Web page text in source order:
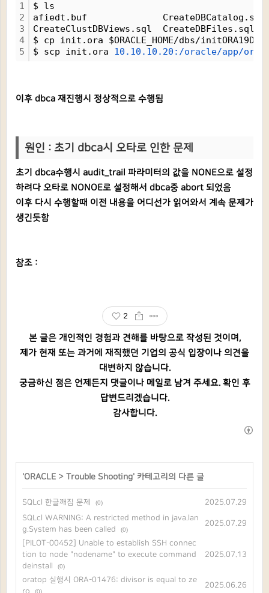
1
2
3
4
5
$ ls
afiedt.buf
CreateClustDBViews.sql  CreateDBFiles.sql
$ cp init.ora $ORACLE_HOME/dbs/
$ scp init.ora 10.10.10.20:/oracle/app/
이후 dbca 재진행시 정상적으로 수행됨
원인 : 초기 dbca시 오타로 인한 문제
초기 dbca수행시 audit_trail 파라미터의 값을 NONE으로 설정
하려다 오타로 NONOE로 설정해서 dbca중 abort 되었음
이후 다시 수행할때 이전 내용을 어디선가 읽어와서 계속 문제가
생긴듯함
참조 :
2
본 글은 개인적인 경험과 견해를 바탕으로 작성된 것이며,
제가 현재 또는 과거에 재직했던 기업의 공식 입장이나 의견을
대변하지 않습니다.
궁금하신 점은 언제든지 댓글이나 메일로 남겨 주세요. 확인 후
답변드리겠습니다.
감사합니다.
'ORACLE > Trouble Shooting' 카테고리의 다른 글
SQLcl 한글깨짐 문제 (0)
2025.07.29
SQLcl WARNING: A restricted method in java.lan
g.System has been called
(0)
2025.07.29
[PILOT-00452] Unable to establish SSH connec
tion to node "nodename" to execute command
deinstall
(0)
2025.07.13
oratop 실행시 ORA-01476: divisor is equal to ze
ro
(0)
2025.06.26